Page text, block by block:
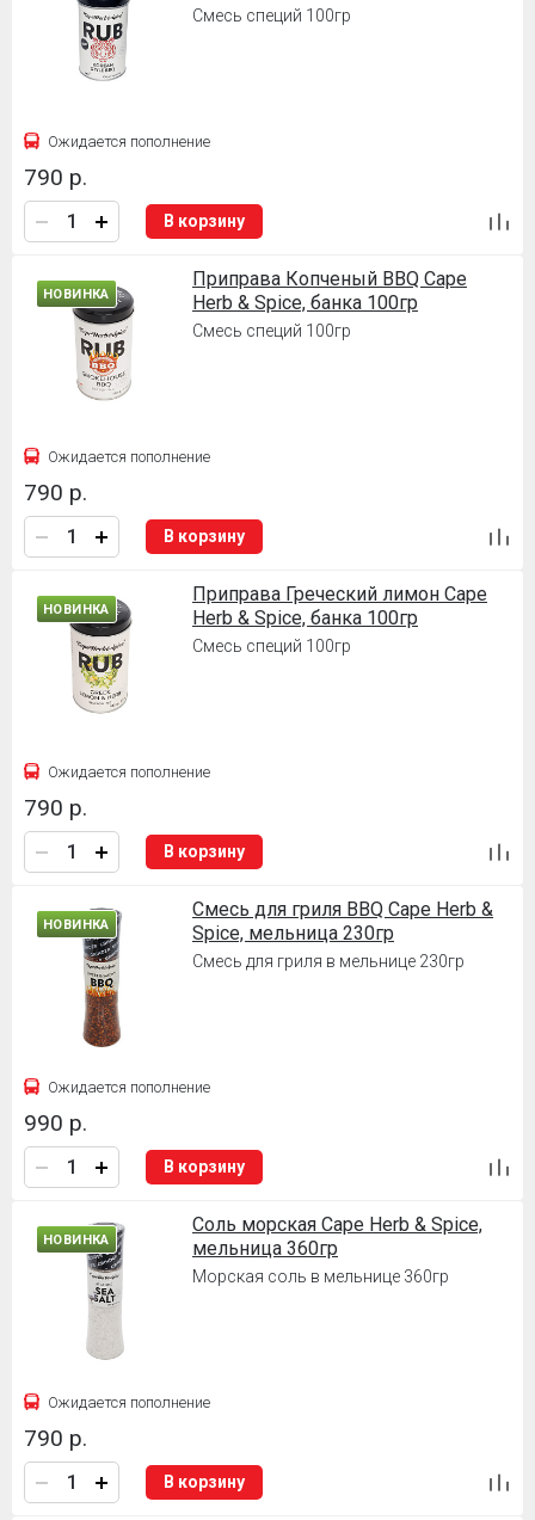
Смесь специй 100гр
Ожидается пополнение
790 р.
В корзину
НОВИНКА
Приправа Копченый BBQ Cape
Herb & Spice, банка 100гр
Смесь специй 100гр
Ожидается пополнение
790 р.
В корзину
НОВИНКА
Приправа Греческий лимон Cape
Herb & Spice, банка 100гр
Смесь специй 100гр
Ожидается пополнение
790 р.
В корзину
НОВИНКА
Смесь для гриля BBQ Cape Herb &
Spice, мельница 230гр
Смесь для гриля в мельнице 230гр
Ожидается пополнение
990 р.
В корзину
НОВИНКА
Соль морская Cape Herb & Spice,
мельница 360гр
Морская соль в мельнице 360гр
Ожидается пополнение
790 р.
В корзину